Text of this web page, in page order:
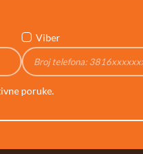
Viber
poruke.